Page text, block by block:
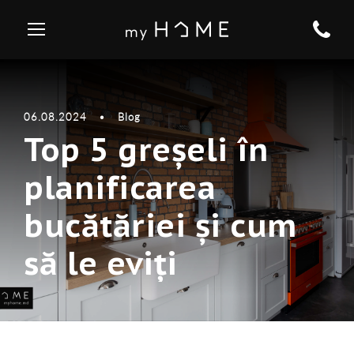
06.08.2024 • Blog
Top 5 greșeli în
planificarea
bucătăriei și cum
să le eviți